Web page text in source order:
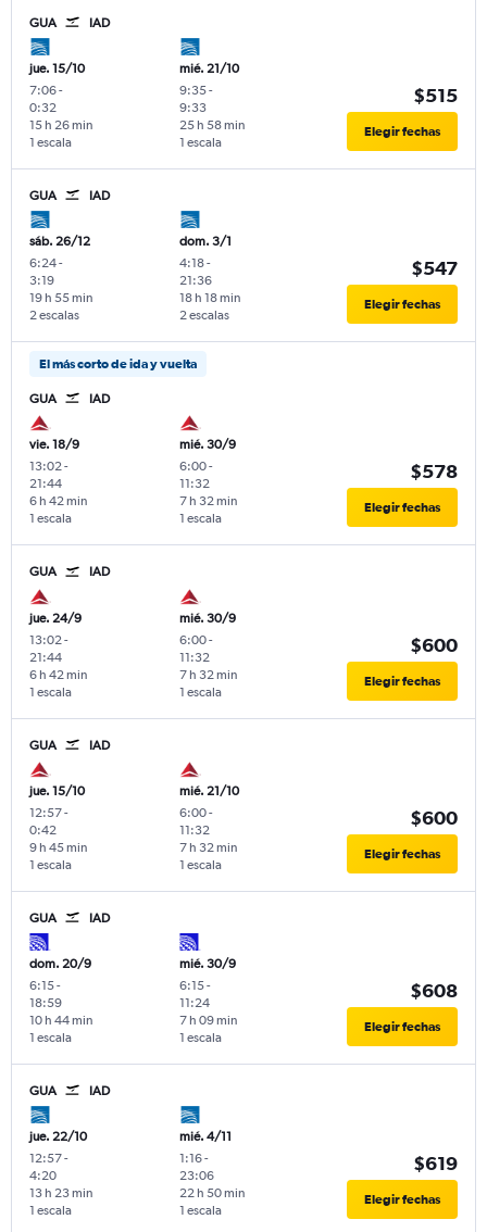
GUA IAD
jue. 15/10
7:06-
0:32
1 escala
15 h 26 min
mié. 21/10
9:35-
9:33
1 escala
25 h 58 min
$515
Elegir fechas
GUA IAD
sáb. 26/12
6:24-
3:19
2 escalas
19 h 55 min
dom. 3/1
4:18-
21:36
2 escalas
18 h 18 min
$547
Elegir fechas
El más corto de ida y vuelta
GUA IAD
vie. 18/9
13:02-
21:44
1 escala
6 h 42 min
mié. 30/9
6:00-
11:32
1 escala
7 h 32 min
$578
Elegir fechas
GUA IAD
jue. 24/9
13:02 -
21:44
1 escala
6 h 42 min
mié. 30/9
6:00-
11:32
1 escala
7 h 32 min
$600
Elegir fechas
GUA IAD
jue. 15/10
12:57-
0:42
1 escala
9 h 45 min
mié. 21/10
6:00-
11:32
1 escala
7 h 32 min
$600
Elegir fechas
GUA IAD
dom. 20/9
6:15-
18:59
1 escala
10 h 44 min
mié. 30/9
6:15-
11:24
1 escala
7 h 09 min
$608
Elegir fechas
GUA IAD
jue. 22/10
12:57-
4:20
1 escala
13 h 23 min
mié. 4/11
1:16-
23:06
1 escala
22 h 50 min
$619
Elegir fechas